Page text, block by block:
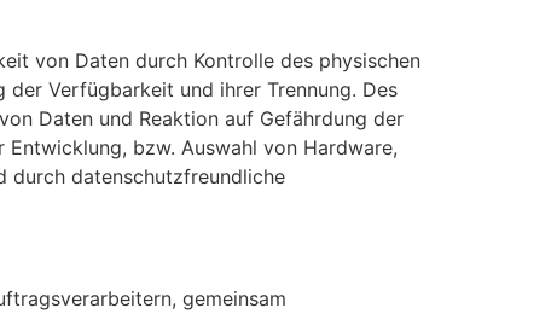
von Daten durch Kontrolle des physischen
Verfügbarkeit und ihrer Trennung. Des
Daten und Reaktion auf Gefährdung der
bzw. Auswahl von Hardware,
durch datenschutzfreundliche
gemeinsam